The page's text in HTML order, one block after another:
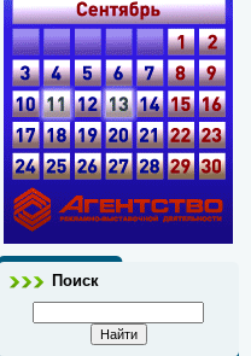
Поиск